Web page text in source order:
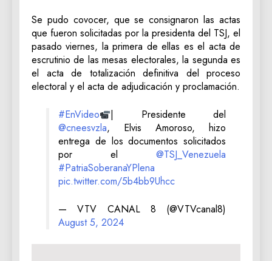
Se pudo covocer, que se consignaron las actas
que fueron solicitadas por la presidenta del TSJ, el
pasado viernes, la primera de ellas es el acta de
escrutinio de las mesas electorales, la segunda es
el acta de totalización definitiva del proceso
electoral y el acta de adjudicación y proclamación.
#EnVideo
| Presidente del
@cneesvzla, Elvis Amoroso, hizo
entrega de los documentos solicitados
por el @TSJ_Venezuela
#PatriaSoberanaYPlena
pic.twitter.com/5b4bb9Uhcc
— VTV CANAL 8 (@VTVcanal8)
August 5, 2024